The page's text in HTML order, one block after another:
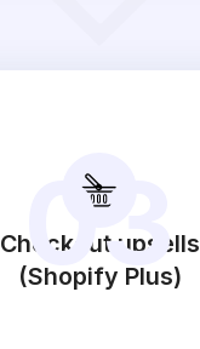
Checkout upsells
(Shopify Plus)
03